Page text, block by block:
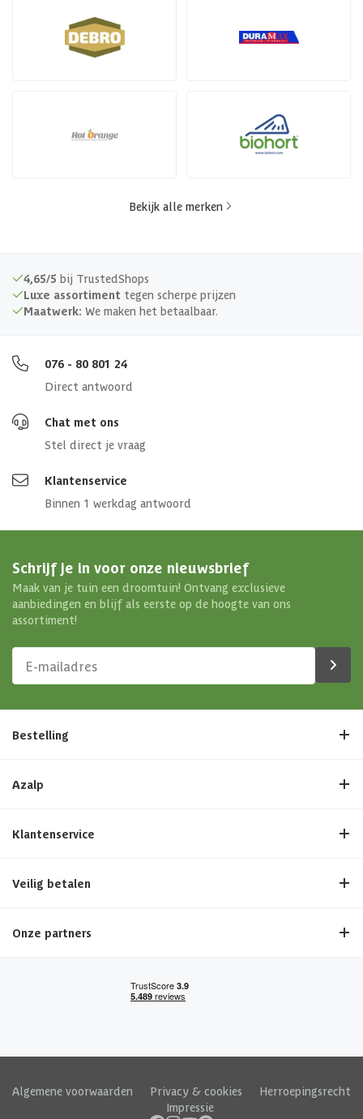
Bekijk alle merken
4,65/5 bij TrustedShops
Luxe assortiment tegen scherpe prijzen
Maatwerk: We maken het betaalbaar.
076 - 80 801 24
Direct antwoord
Chat met ons
Stel direct je vraag
Klantenservice
Binnen 1 werkdag antwoord
Schrijf je in voor onze nieuwsbrief
Maak van je tuin een droomtuin! Ontvang exclusieve
aanbiedingen en blijf als eerste op de hoogte van ons
assortiment!
Bestelling
Azalp
Klantenservice
Veilig betalen
Onze partners
Algemene voorwaarden Privacy & cookies
Herroepingsrecht
Impressie